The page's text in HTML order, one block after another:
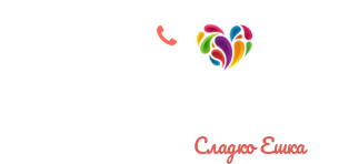
8 927 083 33
Сладко Ешка